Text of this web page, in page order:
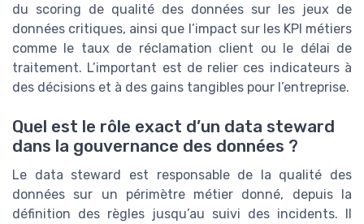
du scoring de qualité des données sur les jeux de
données critiques, ainsi que l’impact sur les KPI métiers
comme le taux de réclamation client ou le délai de
traitement. L’important est de relier ces indicateurs à
des décisions et à des gains tangibles pour l’entreprise.
Quel est le rôle exact d’un data steward
dans la gouvernance des données ?
Le data steward est responsable de la qualité des
données sur un périmètre métier donné, depuis la
définition des règles jusqu’au suivi des incidents. Il